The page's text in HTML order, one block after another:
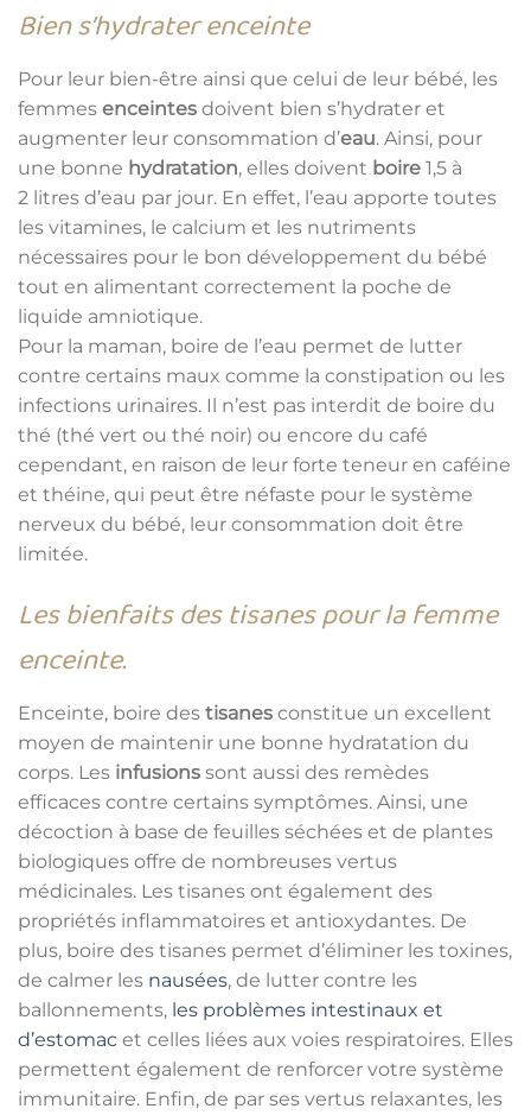
Bien s’hydrater enceinte
Pour leur bien-être ainsi que celui de leur bébé, les
femmes enceintes doivent bien s’hydrater et
augmenter leur consommation d’eau. Ainsi, pour
une bonne hydratation, elles doivent boire 1,5 à
2 litres d’eau par jour. En effet, l’eau apporte toutes
les vitamines, le calcium et les nutriments
nécessaires pour le bon développement du bébé
tout en alimentant correctement la poche de
liquide amniotique.
Pour la maman, boire de l’eau permet de lutter
contre certains maux comme la constipation ou les
infections urinaires. Il n’est pas interdit de boire du
thé (thé vert ou thé noir) ou encore du café
cependant, en raison de leur forte teneur en caféine
et théine, qui peut être néfaste pour le système
nerveux du bébé, leur consommation doit être
limitée.
Les bienfaits des tisanes pour la femme
enceinte.
Enceinte, boire des tisanes constitue un excellent
moyen de maintenir une bonne hydratation du
corps. Les infusions sont aussi des remèdes
efficaces contre certains symptômes. Ainsi, une
décoction à base de feuilles séchées et de plantes
biologiques offre de nombreuses vertus
médicinales. Les tisanes ont également des
propriétés inflammatoires et antioxydantes. De
plus, boire des tisanes permet d’éliminer les toxines,
de calmer les nausées, de lutter contre les
ballonnements, les problèmes intestinaux et
d’estomac et celles liées aux voies respiratoires. Elles
permettent également de renforcer votre système
immunitaire. Enfin, de par ses vertus relaxantes, les